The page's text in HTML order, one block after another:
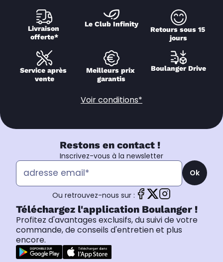
Livraison
offerte*
Le Club Infinity
Retours sous 15
jours
Service après
vente
Meilleurs prix
garantis
Boulanger Drive
Voir conditions*
Restons en contact !
Inscrivez-vous à la newsletter
Ok
Ou retrouvez-nous sur :
Téléchargez l'application Boulanger !
Profitez d'avantages exclusifs, du suivi de votre
commande, de conseils d'entretien et plus
encore.